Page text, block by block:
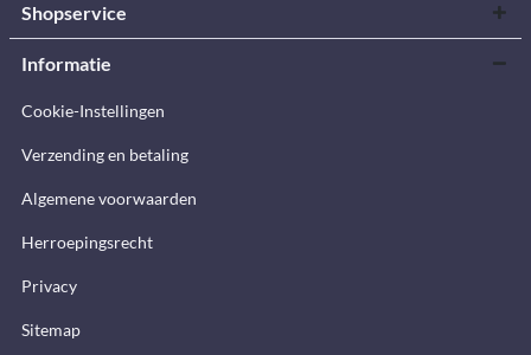
Shopservice
Informatie
Cookie-Instellingen
Verzending en betaling
Algemene voorwaarden
Herroepingsrecht
Privacy
Sitemap